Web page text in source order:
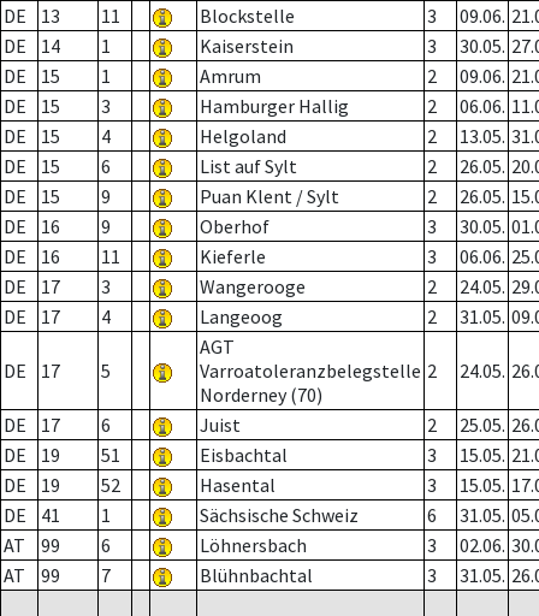
DE
13 11 Blockstelle 3 09.06.
DE
14 1 Kaiserstein 3 30.05.
DE
15 1 Amrum 2 09.06.
DE
15 3 Hamburger Hallig 2 06.06.
DE
15 4 Helgoland 2 13.05.
DE
15 6 List auf Sylt 2 26.05.
DE
15 9 Puan Klent / Sylt 2 26.05.
DE
16 9 Oberhof 3 30.05.
DE
16 11 Kieferle 3 06.06.
DE
17 3 Wangerooge 2 24.05.
DE
17 4 Langeoog 2 31.05.
DE 17 5
AGT
Varroatoleranzbelegstelle
Norderney (70)
2 24.05.
DE 17 6 Juist 2 25.05.
DE
19 51 Eisbachtal 3 15.05.
DE
19 52 Hasental 3 15.05.
DE
41 1 Sächsische Schweiz 6 31.05.
AT
99 6 Löhnersbach 3 02.06.
AT
99 7 Blühnbachtal 3 31.05.